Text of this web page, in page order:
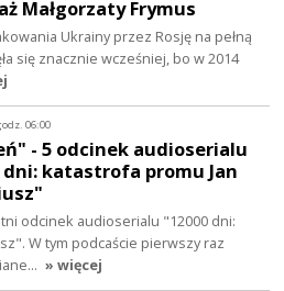
Małgorzaty Frymus
Ukrainy przez Rosję na pełną
się znacznie wcześniej, bo w 2014
06:00
- 5 odcinek audioserialu
dni: katastrofa promu Jan
odcinek audioserialu "12000 dni:
W tym podcaście pierwszy raz
» więcej